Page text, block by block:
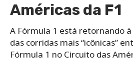
Américas da F1
A Fórmula 1 está retornando
das corridas mais “icônicas”
Fórmula 1 no Circuito das